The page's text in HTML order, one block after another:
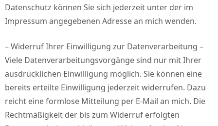
Datenschutz können Sie sich jederzeit unter der im
Impressum angegebenen Adresse an mich wenden.
– Widerruf Ihrer Einwilligung zur Datenverarbeitung –
Viele Datenverarbeitungsvorgänge sind nur mit Ihrer
ausdrücklichen Einwilligung möglich. Sie können eine
bereits erteilte Einwilligung jederzeit widerrufen. Dazu
reicht eine formlose Mitteilung per E-Mail an mich. Die
Rechtmäßigkeit der bis zum Widerruf erfolgten